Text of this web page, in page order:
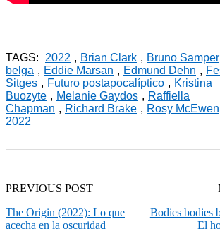
TAGS: 2022 , Brian Clark , Bruno Samper
belga , Eddie Marsan , Edmund Dehn ,
Sitges , Futuro postapocalíptico , Kristina
Buozyte , Melanie Gaydos , Raffiella
Chapman , Richard Brake , Rosy McEwen
2022
PREVIOUS POST
The Origin (2022): Lo que
acecha en la oscuridad
Bodies bodies
El